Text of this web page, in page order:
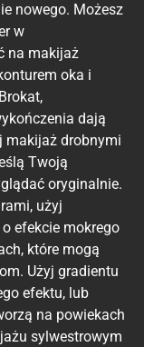
nowego. Możesz
w
na makijaż
oka i
dają
makijaż drobnymi
Twoją
oryginalnie.
użyj
efekcie mokrego
które mogą
Użyj gradientu
efektu, lub
na powiekach
sylwestrowym